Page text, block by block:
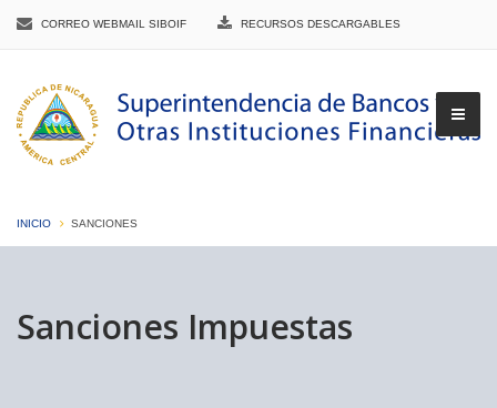
CORREO WEBMAIL SIBOIF RECURSOS DESCARGABLES
INICIO SANCIONES
Sanciones Impuestas